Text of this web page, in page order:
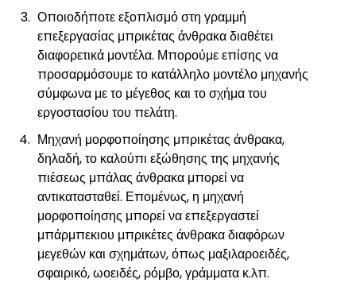
Οποιοδήποτε εξοπλισμό στη γραμμή
επεξεργασίας μπρικέτας άνθρακα διαθέτει
διαφορετικά μοντέλα. Μπορούμε επίσης να
προσαρμόσουμε το κατάλληλο μοντέλο μηχανής
σύμφωνα με το μέγεθος και το σχήμα του
εργοστασίου του πελάτη.
Μηχανή μορφοποίησης μπρικέτας άνθρακα,
δηλαδή, το καλούπι εξώθησης της μηχανής
πιέσεως μπάλας άνθρακα μπορεί να
αντικατασταθεί. Επομένως, η μηχανή
μορφοποίησης μπορεί να επεξεργαστεί
μπάρμπεκιου μπρικέτες άνθρακα διαφόρων
μεγεθών και σχημάτων, όπως μαξιλαροειδές,
σφαιρικό, ωοειδές, ρόμβο, γράμματα κ.λπ.